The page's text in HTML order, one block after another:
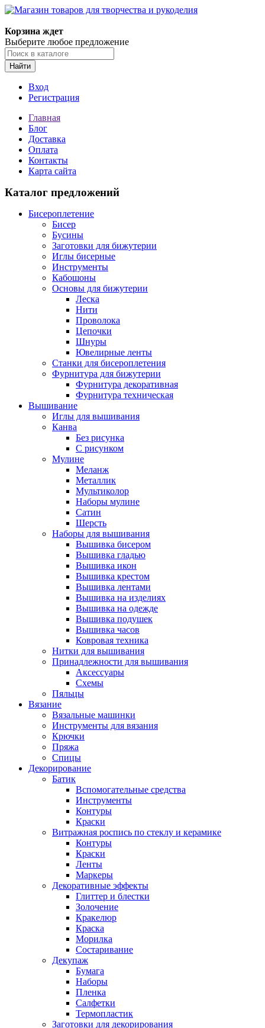
Корзина ждет
Выберите любое предложение
Найти
Вход
Регистрация
Главная
Блог
Доставка
Оплата
Контакты
Карта сайта
Каталог предложений
Бисероплетение
Бисер
Бусины
Заготовки для бижутерии
Иглы бисерные
Инструменты
Кабошоны
Основы для бижутерии
Леска
Нити
Проволока
Цепочки
Шнуры
Ювелирные ленты
Станки для бисероплетения
Фурнитура для бижутерии
Фурнитура декоративная
Фурнитура техническая
Вышивание
Иглы для вышивания
Канва
Без рисунка
С рисунком
Мулине
Меланж
Металлик
Мультиколор
Наборы мулине
Сатин
Шерсть
Наборы для вышивания
Вышивка бисером
Вышивка гладью
Вышивка икон
Вышивка крестом
Вышивка лентами
Вышивка на изделиях
Вышивка на одежде
Вышивка подушек
Вышивка часов
Ковровая техника
Нитки для вышивания
Принадлежности для вышивания
Аксессуары
Схемы
Пяльцы
Вязание
Вязальные машинки
Инструменты для вязания
Крючки
Пряжа
Спицы
Декорирование
Батик
Вспомогательные средства
Инструменты
Контуры
Краски
Витражная роспись по стеклу и керамике
Контуры
Краски
Ленты
Маркеры
Декоративные эффекты
Глиттер и блестки
Золочение
Кракелюр
Краска
Морилка
Состаривание
Декупаж
Бумага
Наборы
Пленка
Салфетки
Термопластик
Заготовки для декорирования